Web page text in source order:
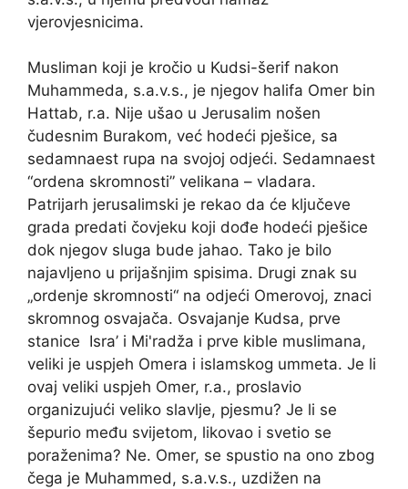
vjerovjesnicima.
Musliman koji je kročio u Kudsi-šerif nakon
Muhammeda, s.a.v.s., je njegov halifa Omer bin
Hattab, r.a. Nije ušao u Jerusalim nošen
čudesnim Burakom, već hodeći pješice, sa
sedamnaest rupa na svojoj odjeći. Sedamnaest
“ordena skromnosti” velikana – vladara.
Patrijarh jerusalimski je rekao da će ključeve
grada predati čovjeku koji dođe hodeći pješice
dok njegov sluga bude jahao. Tako je bilo
najavljeno u prijašnjim spisima. Drugi znak su
„ordenje skromnosti“ na odjeći Omerovoj, znaci
skromnog osvajača. Osvajanje Kudsa, prve
stanice Isra’ i Mi'radža i prve kible muslimana,
veliki je uspjeh Omera i islamskog ummeta. Je li
ovaj veliki uspjeh Omer, r.a., proslavio
organizujući veliko slavlje, pjesmu? Je li se
šepurio među svijetom, likovao i svetio se
poraženima? Ne. Omer, se spustio na ono zbog
čega je Muhammed, s.a.v.s., uzdižen na